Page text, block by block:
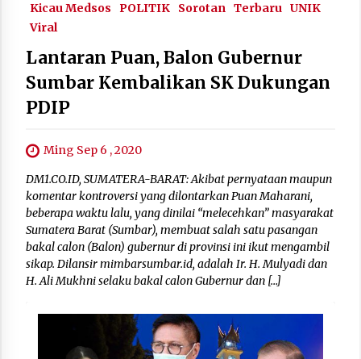
Kicau Medsos POLITIK Sorotan Terbaru UNIK
Viral
Lantaran Puan, Balon Gubernur
Sumbar Kembalikan SK Dukungan
PDIP
Ming Sep 6 , 2020
DM1.CO.ID, SUMATERA-BARAT: Akibat pernyataan maupun
komentar kontroversi yang dilontarkan Puan Maharani,
beberapa waktu lalu, yang dinilai “melecehkan” masyarakat
Sumatera Barat (Sumbar), membuat salah satu pasangan
bakal calon (Balon) gubernur di provinsi ini ikut mengambil
sikap. Dilansir mimbarsumbar.id, adalah Ir. H. Mulyadi dan
H. Ali Mukhni selaku bakal calon Gubernur dan […]